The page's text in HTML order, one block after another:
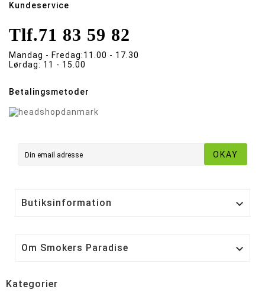
Kundeservice
Tlf.71 83 59 82
Mandag - Fredag:11.00 - 17.30
Lørdag: 11 - 15.00
Betalingsmetoder
OKAY
Butiksinformation 
Om Smokers Paradise 
Kategorier